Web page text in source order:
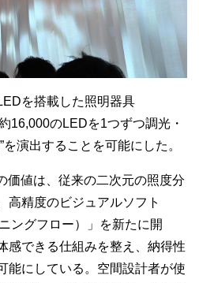
を搭載した照明器具
16,000のLEDを1つずつ調光・
演出することを可能にした。
価値は、従来の二次元の照度分
高精度のビジュアルソフト
ニングフロー）」を新たに開
感できる仕組みを整え、納得性
能にしている。空間設計者が使